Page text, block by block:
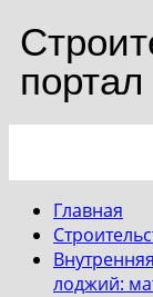
портал
Главная
лоджий: